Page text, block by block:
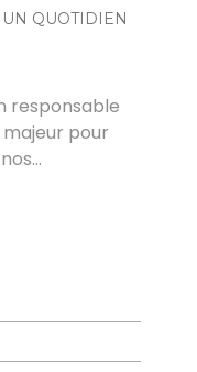
QUOTIDIEN
responsable
majeur pour